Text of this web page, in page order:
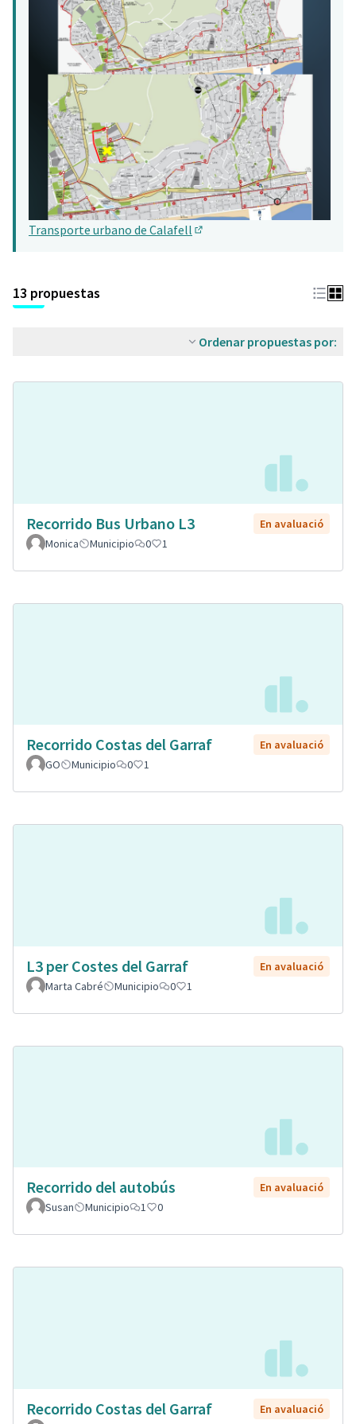
Transporte urbano de Calafell
13 propuestas
Ordenar propuestas por:
Recorrido Bus Urbano L3
En avaluació
Monica
Municipio 0 1
Recorrido Costas del Garraf
En avaluació
GO
Municipio 0 1
L3 per Costes del Garraf
En avaluació
Marta Cabré
Municipio 0 1
Recorrido del autobús
En avaluació
Susan
Municipio 1 0
Recorrido Costas del Garraf
En avaluació